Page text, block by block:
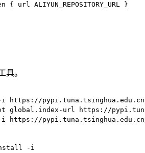
{ url ALIYUN_REPOSITORY_URL }
具。
pypi.tuna.tsinghua.edu.cn/
global.index-url https://
-i